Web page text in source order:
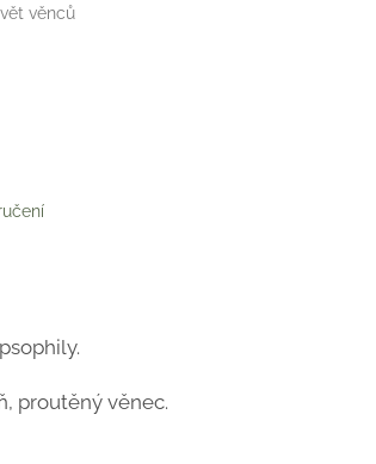
věnců
proutěný věnec.